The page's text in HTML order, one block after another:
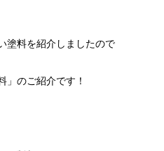
塗料を紹介しましたので
」のご紹介です！